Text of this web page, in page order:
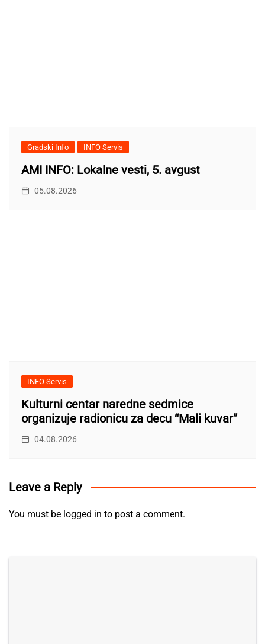
Gradski Info INFO Servis
AMI INFO: Lokalne vesti, 5. avgust
05.08.2026
INFO Servis
Kulturni centar naredne sedmice
organizuje radionicu za decu “Mali kuvar”
04.08.2026
Leave a Reply
You must be logged in to post a comment.